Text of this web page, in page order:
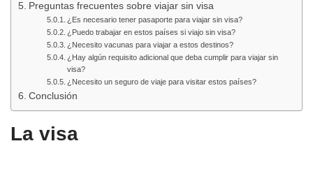
Preguntas frecuentes sobre viajar sin visa
¿Es necesario tener pasaporte para viajar sin visa?
¿Puedo trabajar en estos países si viajo sin visa?
¿Necesito vacunas para viajar a estos destinos?
¿Hay algún requisito adicional que deba cumplir para viajar sin
visa?
¿Necesito un seguro de viaje para visitar estos países?
Conclusión
La visa